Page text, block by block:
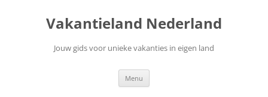
Vakantieland Nederland
Jouw gids voor unieke vakanties in eigen land
Menu